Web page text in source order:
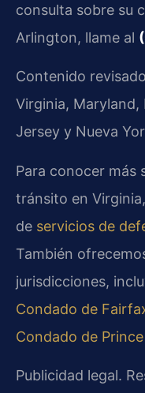
consulta sobre su
Arlington, llame al
Contenido
Virginia, Maryland,
Jersey y Nueva
Para conocer más
tránsito en
de servicios de
También
jurisdicciones,
Condado de
Condado de
Publicidad legal.